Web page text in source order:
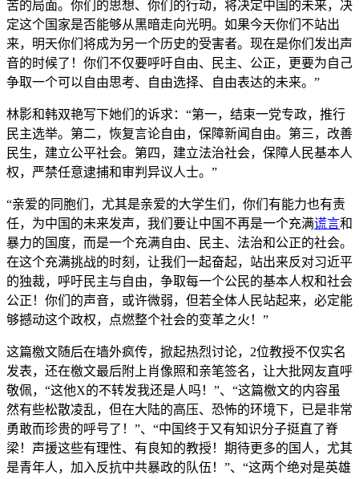
苦的局面。你们的思想、你们的行动，将决定中国的未来，决
定这个国家是否能够从黑暗走向光明。如果今天你们不站出
来，明天你们将成为另一个历史的受害者。现在是你们发出声
音的时候了！你们不仅要呼吁自由、民主、公正，更要为自己
争取一个可以自由思考、自由选择、自由表达的未来。”
林影和韩双艳写下她们的诉求：“第一，结束一党专政，推行
民主选举。第二，恢复言论自由，保障新闻自由。第三，改善
民生，建立公平社会。第四，建立法治社会，保障人民基本人
权，严禁任意逮捕和审判异议人士。”
“亲爱的同胞们，尤其是亲爱的大学生们，你们有能力也有责
任，为中国的未来发声，我们要让中国不再是一个充满谎言和
暴力的国度，而是一个充满自由、民主、法治和公正的社会。
在这个充满挑战的时刻，让我们一起奋起，站出来反对习近平
的独裁，呼吁民主与自由，争取每一个公民的基本人权和社会
公正！你们的声音，或许微弱，但若全体人民站起来，必定能
够撼动这个政权，点燃整个社会的变革之火！”
这篇檄文随后在墙外疯传，掀起热烈讨论，2位教授不仅实名
发表，还在檄文最后附上肖像照和亲笔签名，让大批网友直呼
敬佩，“这他X的不转发我还是人吗！”、“这篇檄文的内容虽
然有些松散凌乱，但在大陆的高压、恐怖的环境下，已是非常
勇敢而珍贵的呼号了！”、“中国终于又有知识分子挺直了脊
梁！声援这些有理性、有良知的教授！期待更多的国人，尤其
是青年人，加入反抗中共暴政的队伍！”、“这两个绝对是英雄